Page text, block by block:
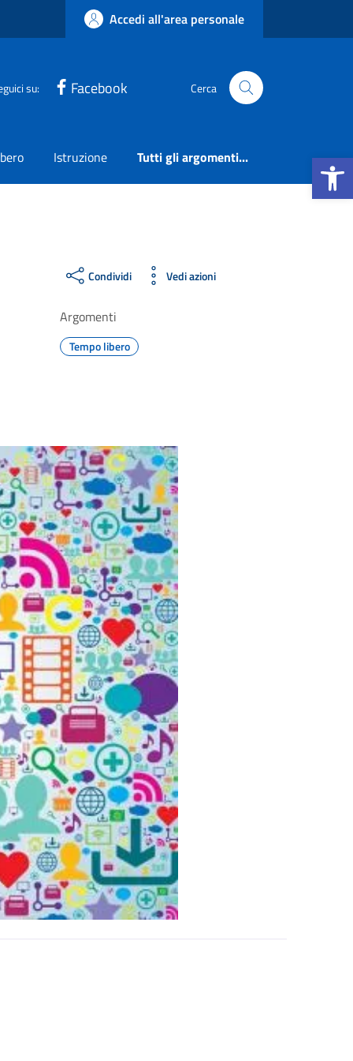
Apri la
Accedi all'area personale
su: Facebook Cerca
Istruzione Tutti gli argomenti...
Condividi Vedi azioni
Argomenti
Tempo libero